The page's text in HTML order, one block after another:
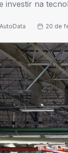
investir na
20 de